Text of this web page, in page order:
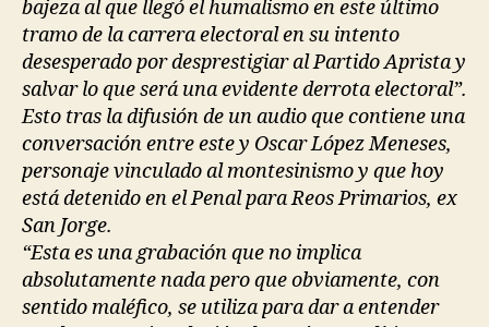
bajeza al que llegó el humalismo en este último
tramo de la carrera electoral en su intento
desesperado por desprestigiar al Partido Aprista y
salvar lo que será una evidente derrota electoral”.
Esto tras la difusión de un audio que contiene una
conversación entre este y Oscar López Meneses,
personaje vinculado al montesinismo y que hoy
está detenido en el Penal para Reos Primarios, ex
San Jorge.
“Esta es una grabación que no implica
absolutamente nada pero que obviamente, con
sentido maléfico, se utiliza para dar a entender